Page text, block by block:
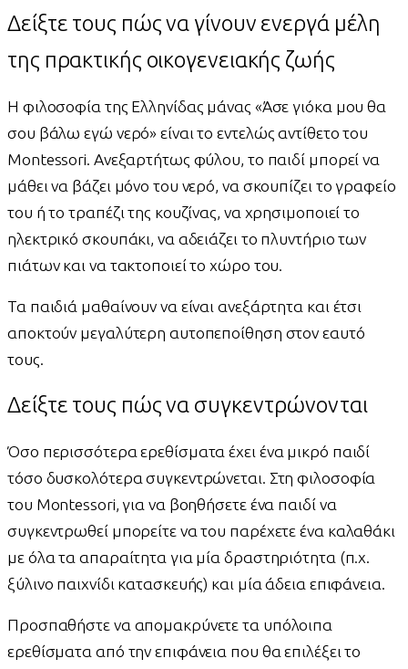
Δείξτε τους πώς να γίνουν ενεργά μέλη
της πρακτικής οικογενειακής ζωής
Η φιλοσοφία της Ελληνίδας μάνας «Άσε γιόκα μου θα
σου βάλω εγώ νερό» είναι το εντελώς αντίθετο του
Montessori. Ανεξαρτήτως φύλου, το παιδί μπορεί να
μάθει να βάζει μόνο του νερό, να σκουπίζει το γραφείο
του ή το τραπέζι της κουζίνας, να χρησιμοποιεί το
ηλεκτρικό σκουπάκι, να αδειάζει το πλυντήριο των
πιάτων και να τακτοποιεί το χώρο του.
Τα παιδιά μαθαίνουν να είναι ανεξάρτητα και έτσι
αποκτούν μεγαλύτερη αυτοπεποίθηση στον εαυτό
τους.
Δείξτε τους πώς να συγκεντρώνονται
Όσο περισσότερα ερεθίσματα έχει ένα μικρό παιδί
τόσο δυσκολότερα συγκεντρώνεται. Στη φιλοσοφία
του Montessori, για να βοηθήσετε ένα παιδί να
συγκεντρωθεί μπορείτε να του παρέχετε ένα καλαθάκι
με όλα τα απαραίτητα για μία δραστηριότητα (π.χ.
ξύλινο παιχνίδι κατασκευής) και μία άδεια επιφάνεια.
Προσπαθήστε να απομακρύνετε τα υπόλοιπα
ερεθίσματα από την επιφάνεια που θα επιλέξει το